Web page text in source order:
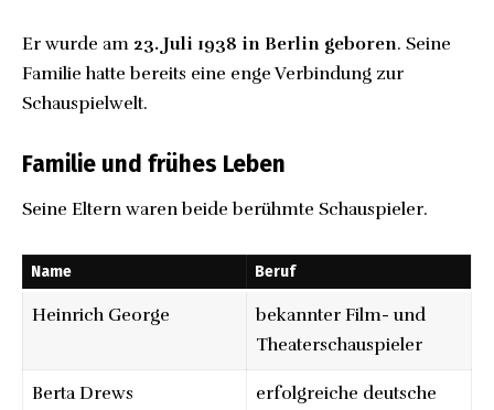
Er wurde am 23. Juli 1938 in Berlin geboren. Seine
Familie hatte bereits eine enge Verbindung zur
Schauspielwelt.
Familie und frühes Leben
Seine Eltern waren beide berühmte Schauspieler.
Name Beruf
Heinrich George
bekannter Film- und
Theaterschauspieler
Berta Drews
erfolgreiche deutsche